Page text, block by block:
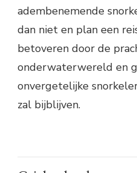
adembenemende
dan niet en plan een
betoveren door de
onderwaterwereld en
onvergetelijke
zal bijblijven.